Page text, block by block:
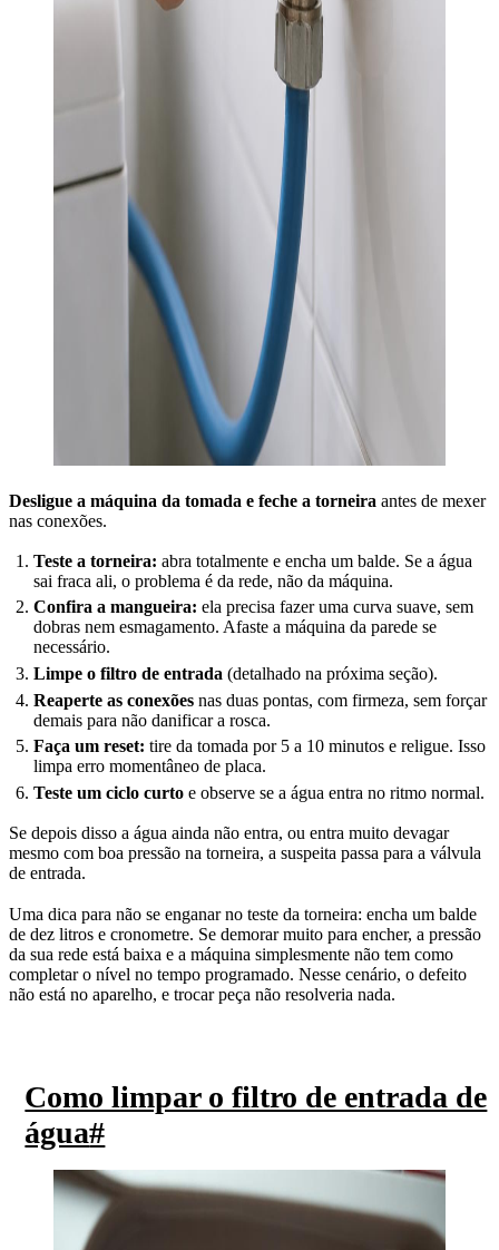
Desligue a máquina da tomada e feche a torneira antes de mexer
nas conexões.
Teste a torneira: abra totalmente e encha um balde. Se a água
sai fraca ali, o problema é da rede, não da máquina.
Confira a mangueira: ela precisa fazer uma curva suave, sem
dobras nem esmagamento. Afaste a máquina da parede se
necessário.
Limpe o filtro de entrada (detalhado na próxima seção).
Reaperte as conexões nas duas pontas, com firmeza, sem forçar
demais para não danificar a rosca.
Faça um reset: tire da tomada por 5 a 10 minutos e religue. Isso
limpa erro momentâneo de placa.
Teste um ciclo curto e observe se a água entra no ritmo normal.
Se depois disso a água ainda não entra, ou entra muito devagar
mesmo com boa pressão na torneira, a suspeita passa para a válvula
de entrada.
Uma dica para não se enganar no teste da torneira: encha um balde
de dez litros e cronometre. Se demorar muito para encher, a pressão
da sua rede está baixa e a máquina simplesmente não tem como
completar o nível no tempo programado. Nesse cenário, o defeito
não está no aparelho, e trocar peça não resolveria nada.
Como limpar o filtro de entrada de
água#